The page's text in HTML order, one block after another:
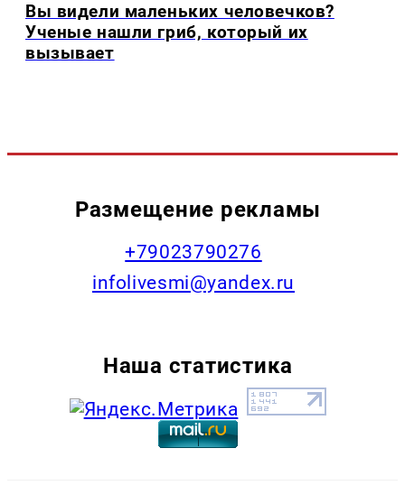
Вы видели маленьких человечков?
Ученые нашли гриб, который их
вызывает
Размещение рекламы
+79023790276
infolivesmi@yandex.ru
Наша статистика